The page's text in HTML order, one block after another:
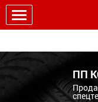
ПП